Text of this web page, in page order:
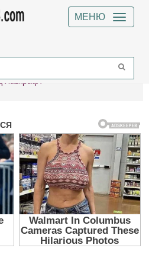
МЕНЮ
Лавкрафт